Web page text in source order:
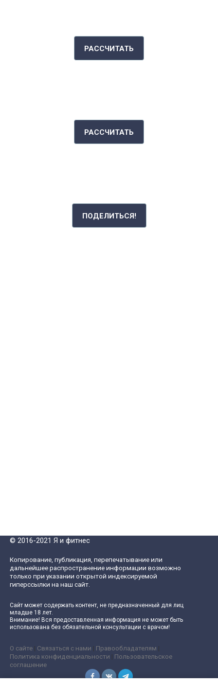
РАССЧИТАТЬ
РАССЧИТАТЬ
ПОДЕЛИТЬСЯ!
© 2016-2021 Я и фитнес
Копирование, публикация, перепечатывание или
дальнейшее распространение информации возможно
только при указании открытой индексируемой
гиперссылки на наш сайт.
Сайт может содержать контент, не предназначенный для лиц
младше 18 лет.
Внимание! Вся предоставленная информация не может быть
использована без обязательной консультации с врачом!
О сайте | Связаться с нами | Правообладателям |
Политика конфиденциальности | Пользовательское
соглашение